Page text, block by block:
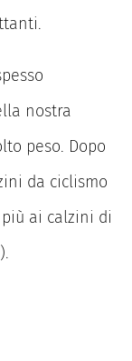
nostra
peso. Dopo
da ciclismo
ai calzini di